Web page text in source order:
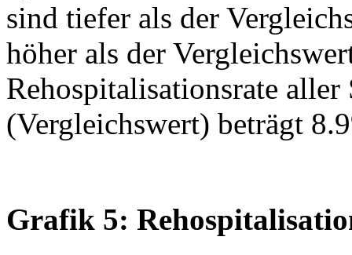
sind tiefer als der
höher als der
Rehospitalisationsrate
(Vergleichswert) beträgt
Grafik 5: